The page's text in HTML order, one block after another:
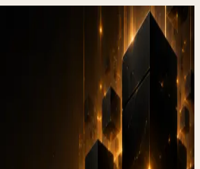
Bildoptimierung in Next.js:
in Next.js:
gleiche Qualität
31. DEZEMBER 2025